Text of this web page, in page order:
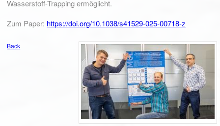
Wasserstoff-Trapping ermöglicht.
Zum Paper: https://doi.org/10.1038/s41529-025-00718-z
Back